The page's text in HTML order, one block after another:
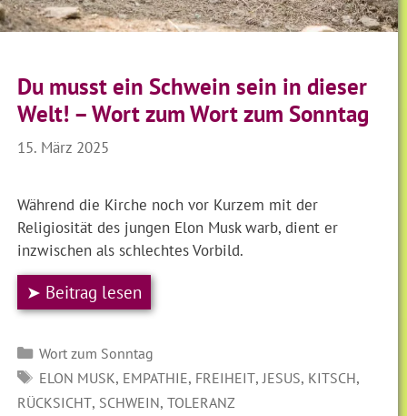
Du musst ein Schwein sein in dieser
Welt! – Wort zum Wort zum Sonntag
15. März 2025
Während die Kirche noch vor Kurzem mit der
Religiosität des jungen Elon Musk warb, dient er
inzwischen als schlechtes Vorbild.
➤ Beitrag lesen
Kategorien
Wort zum Sonntag
SCHLAGWÖRTER
ELON MUSK, EMPATHIE, FREIHEIT,JESUS, KITSCH,
RÜCKSICHT, SCHWEIN,TOLERANZ